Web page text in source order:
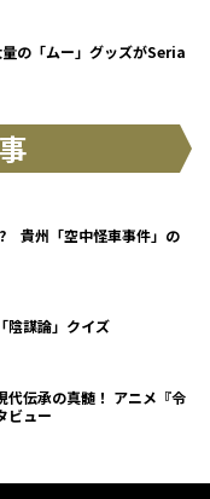
の「ムー」グッズがSeria
貴州「空中怪車事件」の
陰謀論」クイズ
代伝承の真髄！ アニメ『令
ビュー